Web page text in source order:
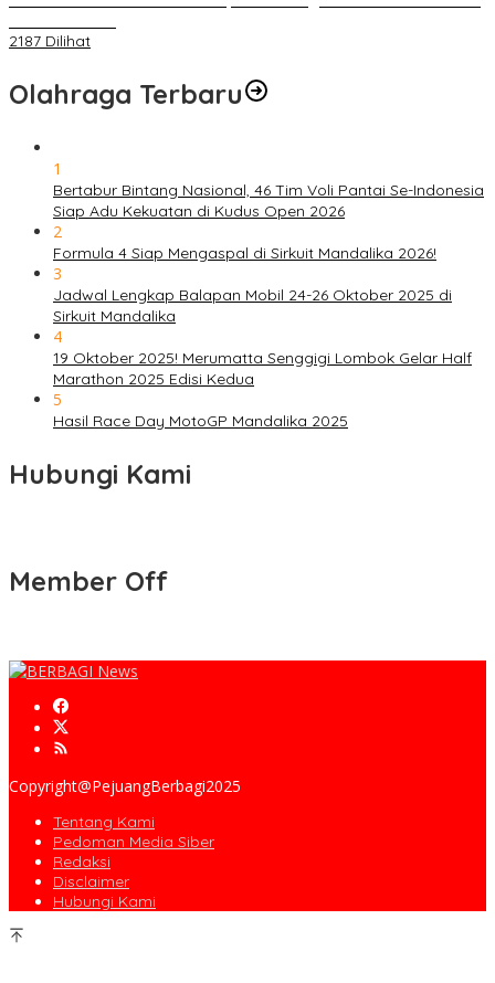
2187 Dilihat
Olahraga Terbaru
1
Bertabur Bintang Nasional, 46 Tim Voli Pantai Se-Indonesia
Siap Adu Kekuatan di Kudus Open 2026
2
Formula 4 Siap Mengaspal di Sirkuit Mandalika 2026!
3
Jadwal Lengkap Balapan Mobil 24-26 Oktober 2025 di
Sirkuit Mandalika
4
19 Oktober 2025! Merumatta Senggigi Lombok Gelar Half
Marathon 2025 Edisi Kedua
5
Hasil Race Day MotoGP Mandalika 2025
Hubungi Kami
Member Off
Copyright@PejuangBerbagi2025
Tentang Kami
Pedoman Media Siber
Redaksi
Disclaimer
Hubungi Kami